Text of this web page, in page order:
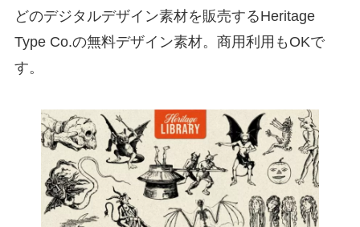
どのデジタルデザイン素材を販売するHeritage
Type Co.の無料デザイン素材。商用利用もOKで
す。